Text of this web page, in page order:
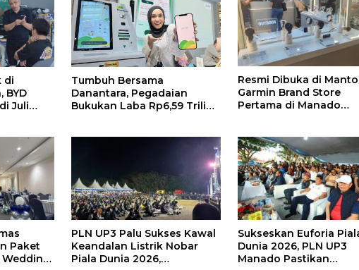
di
BYD
Juli
Tumbuh Bersama
Danantara, Pegadaian
Bukukan Laba Rp6,59 Triliun
Resmi Dibuka di
Garmin Brand Store
Pertama di Manado
Paket
PLN UP3 Palu Sukses Kawal
Keandalan Listrik Nobar
Piala Dunia 2026,
Sukseskan Euforia
Dunia 2026, PLN UP3
Manado Pastikan